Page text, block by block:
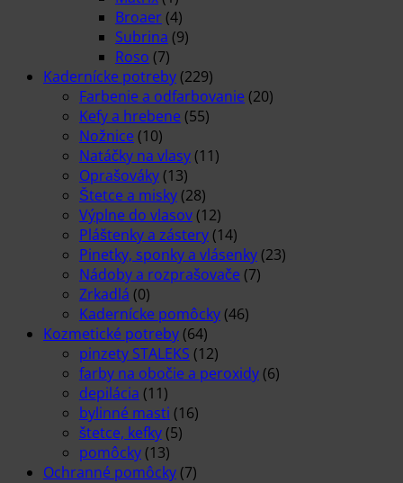
Broaer (4)
Subrina (9)
Roso (7)
Kadernícke potreby (229)
Farbenie a odfarbovanie (20)
Kefy a hrebene (55)
Nožnice (10)
Natáčky na vlasy (11)
Oprašováky (13)
Štetce a misky (28)
Výplne do vlasov (12)
Pláštenky a zástery (14)
Pinetky, sponky a vlásenky (23)
Nádoby a rozprašovače (7)
Zrkadlá (0)
Kadernícke pomôcky (46)
Kozmetické potreby (64)
pinzety STALEKS (12)
farby na obočie a peroxidy (6)
depilácia (11)
bylinné masti (16)
štetce, kefky (5)
pomôcky (13)
Ochranné pomôcky (7)